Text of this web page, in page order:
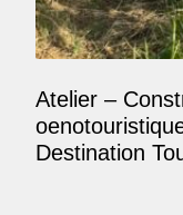
Atelier –
Destination